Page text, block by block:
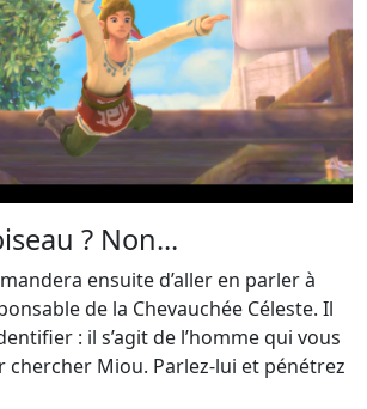
? Non...
ensuite d’aller en parler à
de la Chevauchée Céleste. Il
: il s’agit de l’homme qui vous
chercher Miou. Parlez-lui et pénétrez